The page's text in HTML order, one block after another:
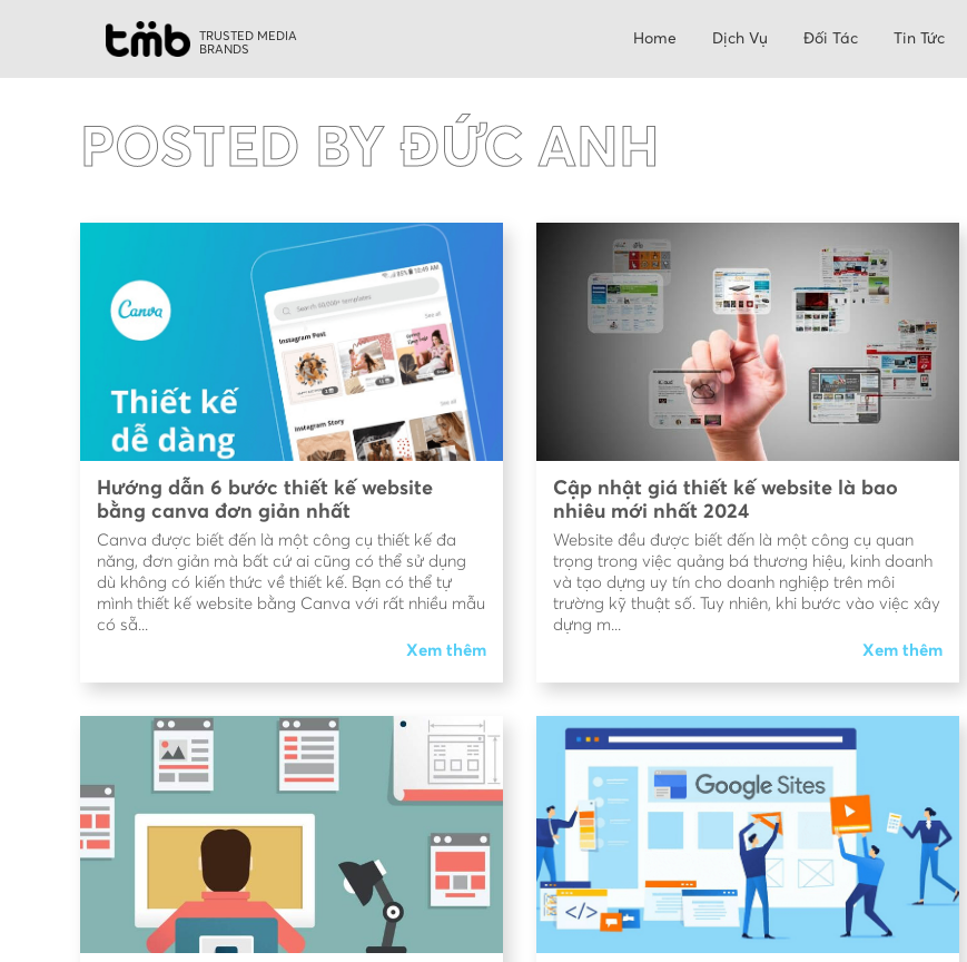
TRUSTED MEDIA
BRANDS
Home Dịch Vụ Đối Tác Tin Tức
POSTED BY ĐỨC ANH
Hướng dẫn 6 bước thiết kế website
bằng canva đơn giản nhất
Canva được biết đến là một công cụ thiết kế đa
năng, đơn giản mà bất cứ ai cũng có thể sử dụng
dù không có kiến thức về thiết kế. Bạn có thể tự
mình thiết kế website bằng Canva với rất nhiều mẫu
có sẵ...
Xem thêm
Cập nhật giá thiết kế website là bao
nhiêu mới nhất 2024
Website đều được biết đến là một công cụ quan
trọng trong việc quảng bá thương hiệu, kinh doanh
và tạo dựng uy tín cho doanh nghiệp trên môi
trường kỹ thuật số. Tuy nhiên, khi bước vào việc xây
dựng m...
Xem thêm